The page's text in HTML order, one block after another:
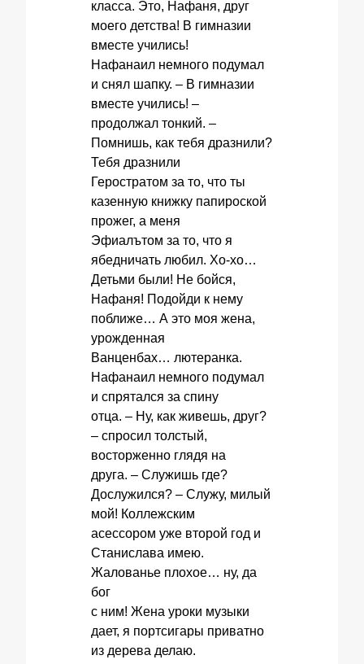
класса. Это, Нафаня, друг
моего детства! В гимназии
вместе учились!
Нафанаил немного подумал
и снял шапку. – В гимназии
вместе учились! –
продолжал тонкий. –
Помнишь, как тебя дразнили?
Тебя дразнили
Геростратом за то, что ты
казенную книжку папироской
прожег, а меня
Эфиалътом за то, что я
ябедничать любил. Хо-хо…
Детьми были! Не бойся,
Нафаня! Подойди к нему
поближе… А это моя жена,
урожденная
Ванценбах… лютеранка.
Нафанаил немного подумал
и спрятался за спину
отца. – Ну, как живешь, друг?
– спросил толстый,
восторженно глядя на
друга. – Служишь где?
Дослужился? – Служу, милый
мой! Коллежским
асессором уже второй год и
Станислава имею.
Жалованье плохое… ну, да
бог
с ним! Жена уроки музыки
дает, я портсигары приватно
из дерева делаю.